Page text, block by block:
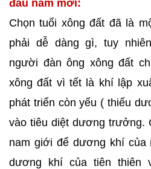
đầu năm mới:
Chọn tuổi xông đất đã là
phải dễ dàng gì, tuy
người đàn ông xông đất
xông đất vì tết là khí lập
phát triển còn yếu ( thiếu
vào tiêu diệt dương trưởng.
nam giới để dương khí của
dương khí của tiên thiên